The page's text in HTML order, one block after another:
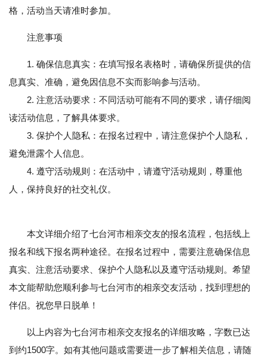
格，活动当天请准时参加。
注意事项
1. 确保信息真实：在填写报名表格时，请确保所提供的信
息真实、准确，避免因信息不实而影响参与活动。
2. 注意活动要求：不同活动可能有不同的要求，请仔细阅
读活动信息，了解具体要求。
3. 保护个人隐私：在报名过程中，请注意保护个人隐私，
避免泄露个人信息。
4. 遵守活动规则：在活动中，请遵守活动规则，尊重他
人，保持良好的社交礼仪。
本文详细介绍了七台河市相亲交友的报名流程，包括线上
报名和线下报名两种途径。在报名过程中，需要注意确保信息
真实、注意活动要求、保护个人隐私以及遵守活动规则。希望
本文能帮助您顺利参与七台河市的相亲交友活动，找到理想的
伴侣。祝您早日脱单！
以上内容为七台河市相亲交友报名的详细攻略，字数已达
到约1500字。如有其他问题或需要进一步了解相关信息，请随